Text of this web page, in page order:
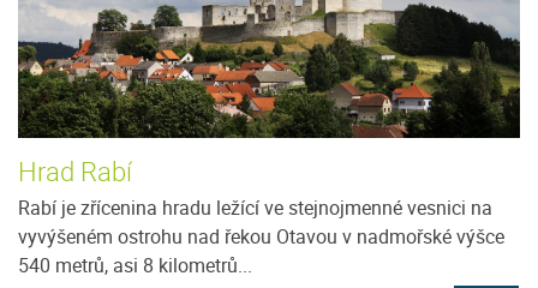
Hrad Rabí
Rabí je zřícenina hradu ležící ve stejnojmenné vesnici na
vyvýšeném ostrohu nad řekou Otavou v nadmořské výšce
540 metrů, asi 8 kilometrů...